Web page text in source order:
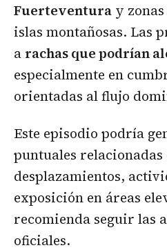
Fuerteventura y
islas montañosas. Las
a rachas que podrían
especialmente en
orientadas al flujo
Este episodio podría
puntuales relacionadas
desplazamientos,
exposición en áreas
recomienda seguir las
oficiales.